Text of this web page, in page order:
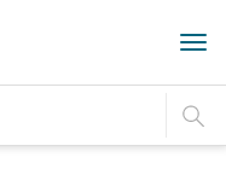
IR